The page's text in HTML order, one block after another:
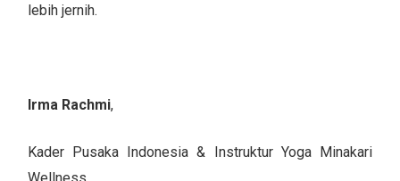
lebih jernih.
Irma Rachmi,
Kader Pusaka Indonesia & Instruktur Yoga Minakari
Wellness